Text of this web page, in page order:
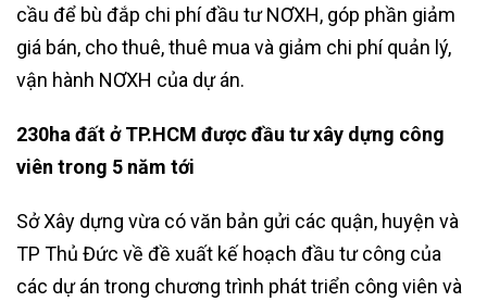
cầu để bù đắp chi phí đầu tư NƠXH, góp phần giảm
giá bán, cho thuê, thuê mua và giảm chi phí quản lý,
vận hành NƠXH của dự án.
230ha đất ở TP.HCM được đầu tư xây dựng công
viên trong 5 năm tới
Sở Xây dựng vừa có văn bản gửi các quận, huyện và
TP Thủ Đức về đề xuất kế hoạch đầu tư công của
các dự án trong chương trình phát triển công viên và